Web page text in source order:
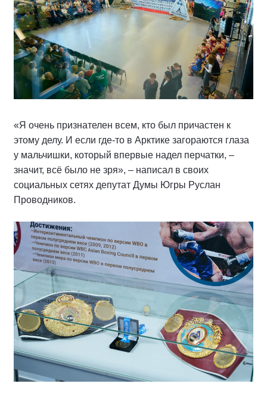
«Я очень признателен всем, кто был причастен к
этому делу. И если где-то в Арктике загораются глаза
у мальчишки, который впервые надел перчатки, –
значит, всё было не зря», – написал в своих
социальных сетях депутат Думы Югры Руслан
Проводников.